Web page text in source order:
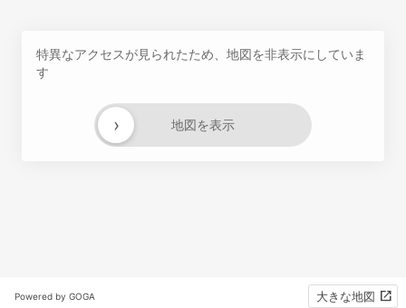
特異なアクセスが見られたため、地図を非表示にしていま
す
地図を表示
›
Powered by GOGA 大きな地図